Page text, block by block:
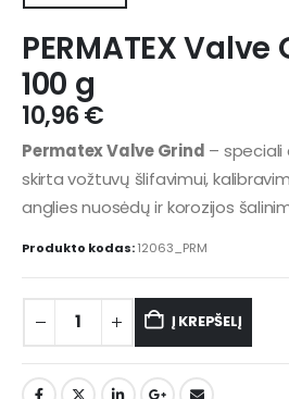
PERMATEX Valve
100 g
10,96€
Permatex Valve Grind – speciali
skirta vožtuvų šlifavimui,
anglies nuosėdų ir korozijos
Produkto kodas:12063_PRM
Į KREPŠELĮ